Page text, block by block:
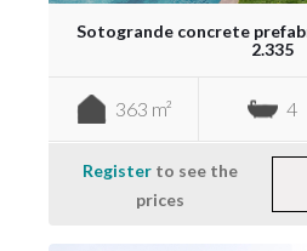
Sotogrande concrete
2.335
363 m² 4
Register to see the
prices